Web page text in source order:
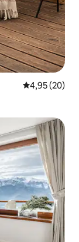
Évaluation
4,95 (20)